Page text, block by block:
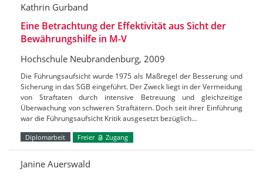
Kathrin Gurband
Eine Betrachtung der Effektivität aus Sicht der
Bewährungshilfe in M-V
Hochschule Neubrandenburg, 2009
Die Führungsaufsicht wurde 1975 als Maßregel der Besserung und
Sicherung in das SGB eingeführt. Der Zweck liegt in der Vermeidung
von Straftaten durch intensive Betreuung und gleichzeitige
Überwachung von schweren Straftätern. Doch seit ihrer Einführung
war die Führungsaufsicht Kritik ausgesetzt bezüglich…
Diplomarbeit Freier Zugang
Janine Auerswald